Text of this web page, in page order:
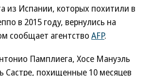
из Испании, которых похитили в
в 2015 году, вернулись на
сообщает агентство AFP.
Памплиега, Хосе Мануэль
Састре, похищенные 10 месяцев